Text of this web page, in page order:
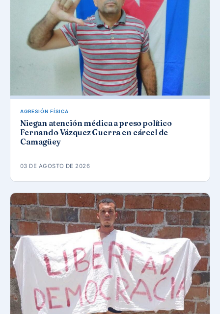
AGRESIÓN FÍSICA
Niegan atención médica a preso político
Fernando Vázquez Guerra en cárcel de
Camagüey
03 DE AGOSTO DE 2026